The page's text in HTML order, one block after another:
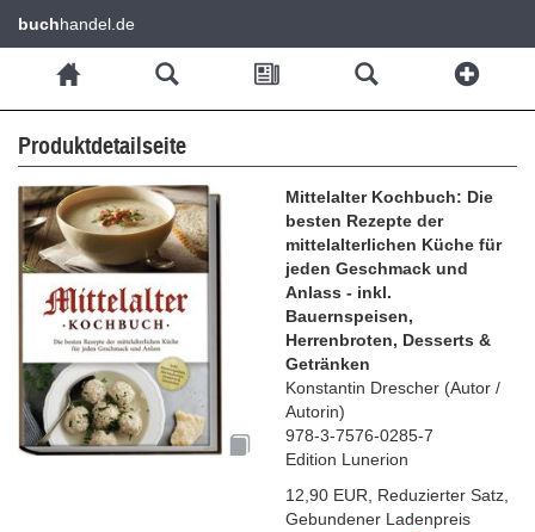
buchhandel.de
Produktdetailseite
Mittelalter Kochbuch: Die
besten Rezepte der
mittelalterlichen Küche für
jeden Geschmack und
Anlass - inkl.
Bauernspeisen,
Herrenbroten, Desserts &
Getränken
Konstantin Drescher (Autor /
Autorin)
978-3-7576-0285-7
Edition Lunerion
12,90 EUR
Reduzierter Satz
Gebundener Ladenpreis